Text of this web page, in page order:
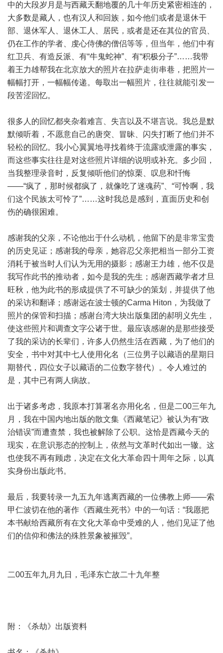
中的大段岁月是与西藏天翻地覆的几十年历史紧密相连的，
大多数是藏人，也有汉人和回族，如今他们或者是退休干
部、退休军人、退休工人、居民，或者是还在其位的官员、
仍在工作的学者、虔心侍佛的僧侣等等，但当年，他们中有
红卫兵、有造反派、有“牛鬼蛇神”、有“积极分子”……我带
着王力雄帮我在北京放大的照片在拉萨走街串巷，把照片一
幅幅打开，一幅幅传递。每取出一幅照片，往往就能引发一
段苦涩回忆。
很多人的回忆都夹杂着难言、失言以及不堪言说。我总是默
默倾听着，不愿意自己的唐突、冒昧、闪失打断了他们并不
轻松的回忆。我小心翼翼地寻找着终于流露或泄露的事实，
而这些事实往往是对这些照片详细的说明或补充。多少回，
当我整理录音时，反复倾听他们的惊栗、叹息和忏悔
——“疯了，那时候都疯了，就像吃了迷魂药”、“可怜啊，我
们这个民族太可怜了”……这时我总是感到，直面历史和创
伤的确很困难。
感谢我的父亲，不论他出于什么动机，他留下的是非常宝贵
的历史见证；感谢我的母亲，她容忍父亲把相当一部分工资
消耗于被当时人们认为无用的摄影；感谢王力雄，他不仅是
我写作此书的推动者，如今是我的先生；感谢西藏学者才旦
旺秋，他为此书的形成提供了不可缺少的策划，并提供了他
的采访和翻译；感谢远在波士顿的Carma Hiton，为我做了
照片的保管和扫描；感谢台湾大块出版集团的郝明义先生，
使这些照片和调查文字公诸于世。最应该感谢的是那些接受
了我的采访的长辈们，许多人仍然生活在西藏，为了他们的
安全，书中对其中七人使用化名（三位男子以藏语的星期日
期替代，四位女子以藏语的二位数字替代）。令人难过的
是，其中已有两人病故。
出于诸多考虑，我原本打算署名亦用化名，但是二00三年九
月，我在中国内地出版的散文集《西藏笔记》被认为有“政
治错误”而遭查禁，我也被解除了公职。这恰是西藏今天的
现实，在意识形态的控制上，依然与文革时代如出一辙。这
也使我不再有顾虑，决定在文化大革命四十周年之际，以真
实身份出版此书。
最后，我要转录一九五九年逃离西藏的一位佛教上师——索
甲仁波切在他的著作《西藏生死书》中的一句话：“我愿把
本书献给西藏所有在文化大革命中受难的人，他们见证了他
们的信仰和佛法的殊胜景象被摧毁”。
二00五年九月九日，毛泽东亡故二十九年整
附：《杀劫》出版资料